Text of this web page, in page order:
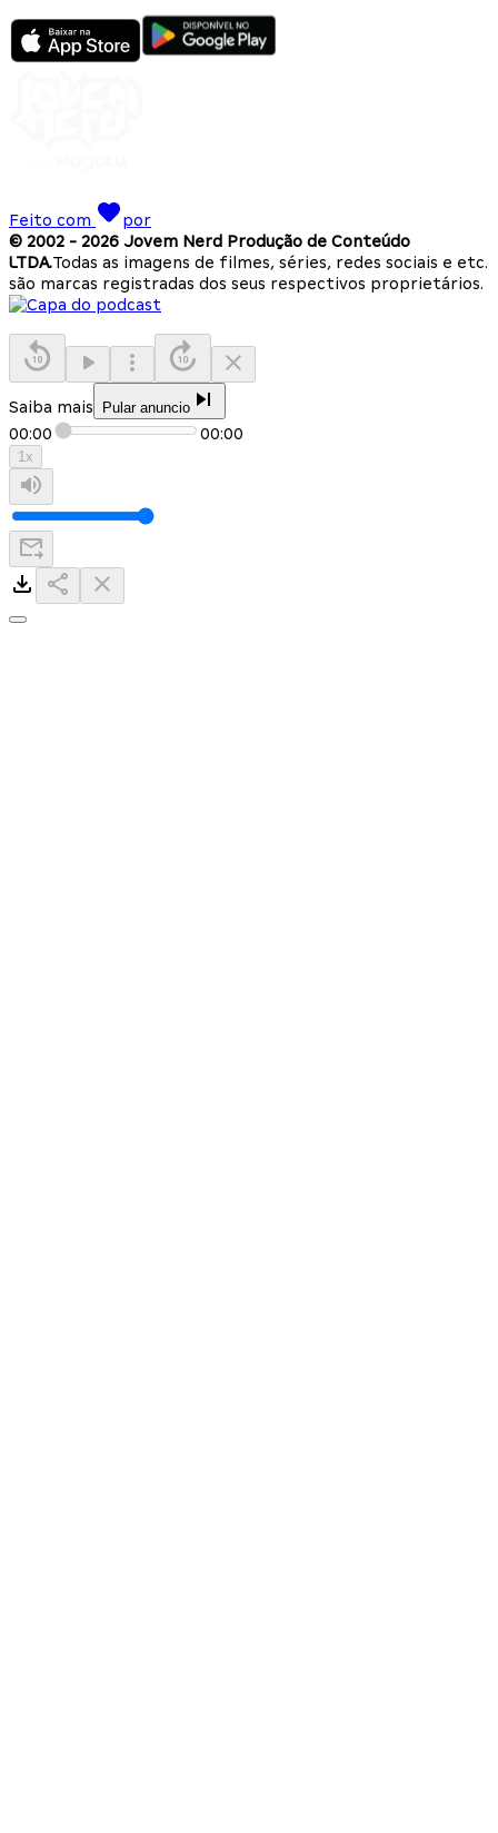
Feito com
por
© 2002 - 2026 Jovem Nerd Produção de Conteúdo
LTDA.Todas as imagens de filmes, séries, redes sociais e etc.
são marcas registradas dos seus respectivos proprietários.
Saiba mais Pular anuncio
00:00 00:00
1x